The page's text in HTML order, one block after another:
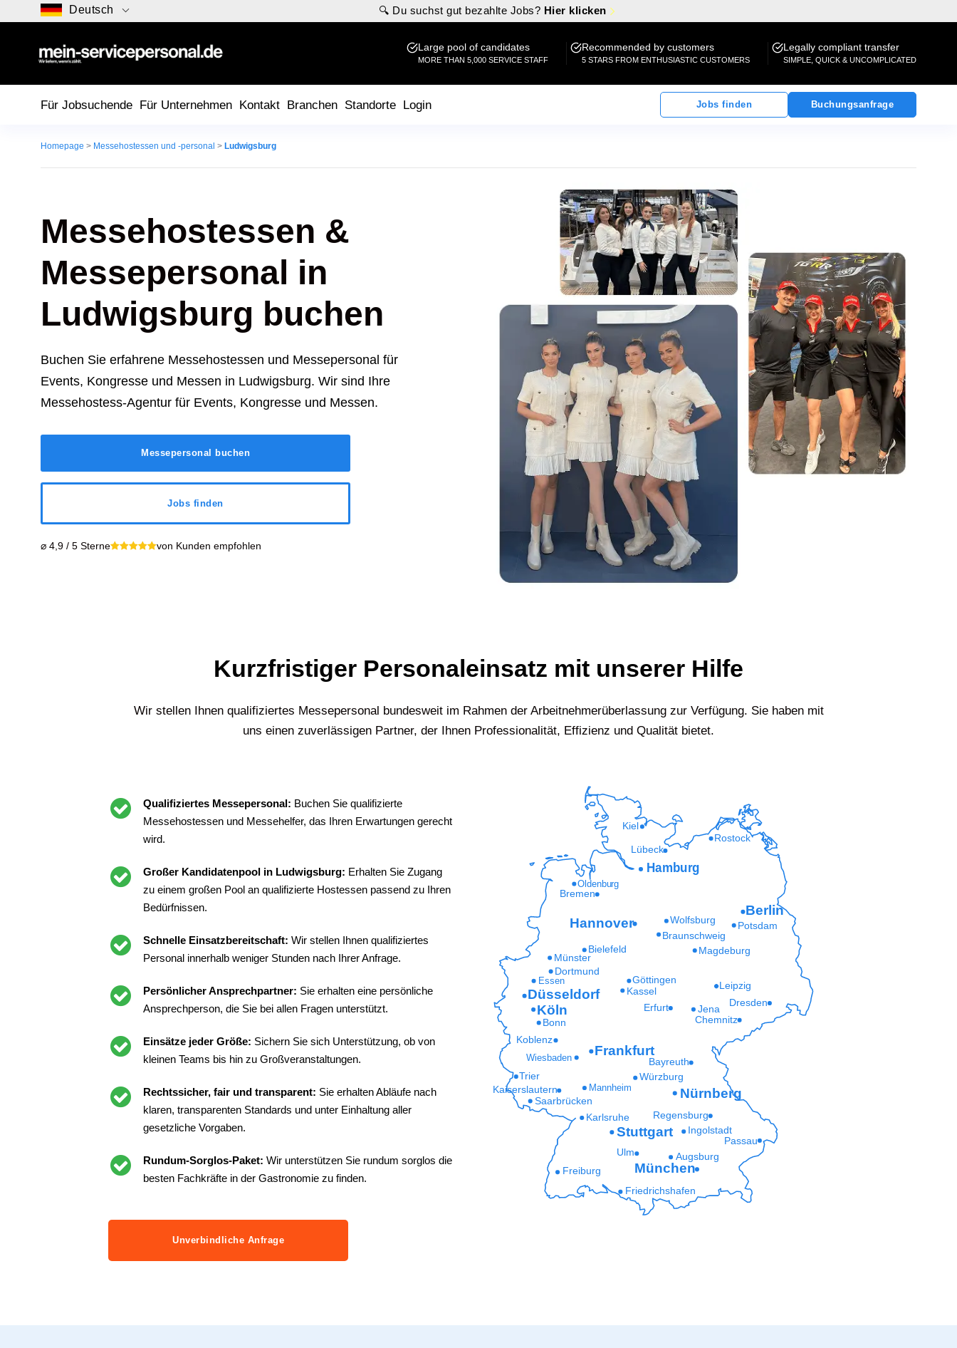
Deutsch 🔍 Du suchst gut bezahlte Jobs? Hier klicken
Large pool of candidates
MORE THAN 5,000 SERVICE STAFF
Recommended by customers
5 STARS FROM ENTHUSIASTIC CUSTOMERS
Legally compliant transfer
SIMPLE, QUICK & UNCOMPLICATED
Für Jobsuchende Für Unternehmen Kontakt Branchen Standorte Login Jobs finden Buchungsanfrage
Homepage > Messehostessen und -personal > Ludwigsburg
Messehostessen &
Messepersonal in
Ludwigsburg buchen
Buchen Sie erfahrene Messehostessen und Messepersonal für
Events, Kongresse und Messen in Ludwigsburg. Wir sind Ihre
Messehostess-Agentur für Events, Kongresse und Messen.
Messepersonal buchen
Jobs finden
⌀ 4,9 / 5 Sterne von Kunden empfohlen
Kurzfristiger Personaleinsatz mit unserer Hilfe
Wir stellen Ihnen qualifiziertes Messepersonal bundesweit im Rahmen der Arbeitnehmerüberlassung zur Verfügung. Sie haben mit
uns einen zuverlässigen Partner, der Ihnen Professionalität, Effizienz und Qualität bietet.
Qualifiziertes Messepersonal: Buchen Sie qualifizierte
Messehostessen und Messehelfer, das Ihren Erwartungen gerecht
wird.
Großer Kandidatenpool in Ludwigsburg: Erhalten Sie Zugang
zu einem großen Pool an qualifizierte Hostessen passend zu Ihren
Bedürfnissen.
Schnelle Einsatzbereitschaft: Wir stellen Ihnen qualifiziertes
Personal innerhalb weniger Stunden nach Ihrer Anfrage.
Persönlicher Ansprechpartner: Sie erhalten eine persönliche
Ansprechperson, die Sie bei allen Fragen unterstützt.
Einsätze jeder Größe: Sichern Sie sich Unterstützung, ob von
kleinen Teams bis hin zu Großveranstaltungen.
Rechtssicher, fair und transparent: Sie erhalten Abläufe nach
klaren, transparenten Standards und unter Einhaltung aller
gesetzliche Vorgaben.
Rundum-Sorglos-Paket: Wir unterstützen Sie rundum sorglos die
besten Fachkräfte in der Gastronomie zu finden.
Unverbindliche Anfrage
Friedrichshafen
Freiburg
Augsburg
Ulm
Passau
Ingolstadt
Regensburg
Karlsruhe
Saarbrücken
Kaiserslautern Mannheim
Würzburg
Trier
Wiesbaden Bayreuth
Koblenz
Chemnitz
Bonn
Erfurt Jena
Dresden
Kassel
Göttingen
Essen
Dortmund
Münster
Magdeburg
Bielefeld
Braunschweig
Potsdam
Wolfsburg
Oldenburg
Lübeck
Rostock
Kiel
München
Stuttgart
Nürnberg
Frankfurt
Köln
Düsseldorf
Leipzig
Hannover
Berlin
Bremen
Hamburg